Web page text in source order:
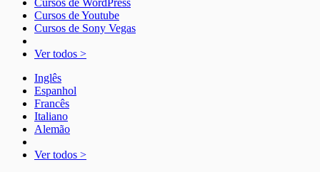
Cursos de WordPress
Cursos de Youtube
Cursos de Sony Vegas
Ver todos >
Inglês
Espanhol
Francês
Italiano
Alemão
Ver todos >